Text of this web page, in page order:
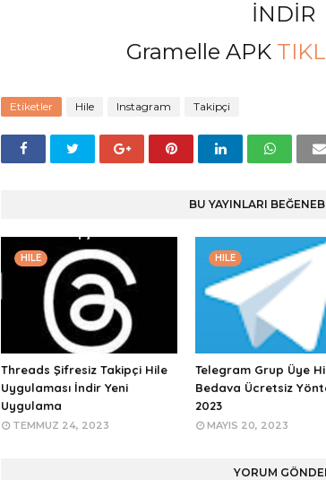
İNDİR
Gramelle APK
Etiketler Hile Instagram Takipçi
BU YAYINLARI
HILE
Threads Şifresiz Takipçi Hile
Uygulaması İndir Yeni
Uygulama
TEMMUZ 24, 2023
HILE
Telegram Grup Üye
Bedava Ücretsiz
2023
MAYIS 20, 2023
YORUM